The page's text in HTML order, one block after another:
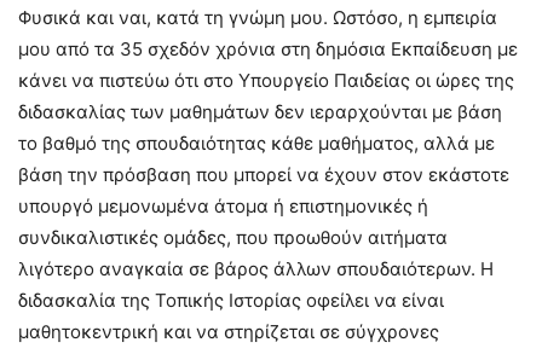
Φυσικά και ναι, κατά τη γνώμη μου. Ωστόσο, η εμπειρία
μου από τα 35 σχεδόν χρόνια στη δημόσια Εκπαίδευση με
κάνει να πιστεύω ότι στο Υπουργείο Παιδείας οι ώρες της
διδασκαλίας των μαθημάτων δεν ιεραρχούνται με βάση
το βαθμό της σπουδαιότητας κάθε μαθήματος, αλλά με
βάση την πρόσβαση που μπορεί να έχουν στον εκάστοτε
υπουργό μεμονωμένα άτομα ή επιστημονικές ή
συνδικαλιστικές ομάδες, που προωθούν αιτήματα
λιγότερο αναγκαία σε βάρος άλλων σπουδαιότερων. Η
διδασκαλία της Τοπικής Ιστορίας οφείλει να είναι
μαθητοκεντρική και να στηρίζεται σε σύγχρονες